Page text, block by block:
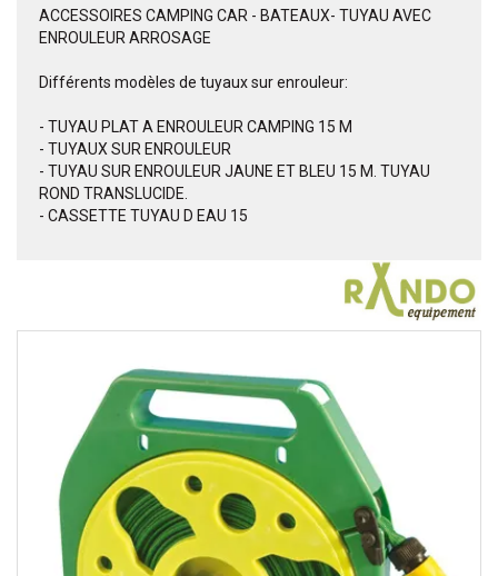
ACCESSOIRES CAMPING CAR - BATEAUX- TUYAU AVEC
ENROULEUR ARROSAGE
Différents modèles de tuyaux sur enrouleur:
- TUYAU PLAT A ENROULEUR CAMPING 15 M
- TUYAUX SUR ENROULEUR
- TUYAU SUR ENROULEUR JAUNE ET BLEU 15 M. TUYAU
ROND TRANSLUCIDE.
- CASSETTE TUYAU D EAU 15